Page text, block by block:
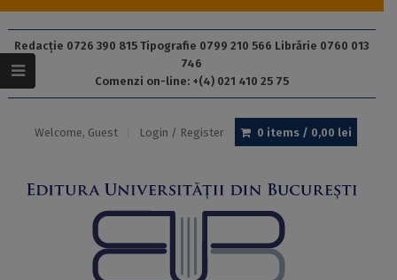
Redacție 0726 390 815 Tipografie 0799 210 566 Librărie 0760 013
746
Comenzi on-line: +(4) 021 410 25 75
Welcome, Guest Login / Register 0 items / 0,00 lei